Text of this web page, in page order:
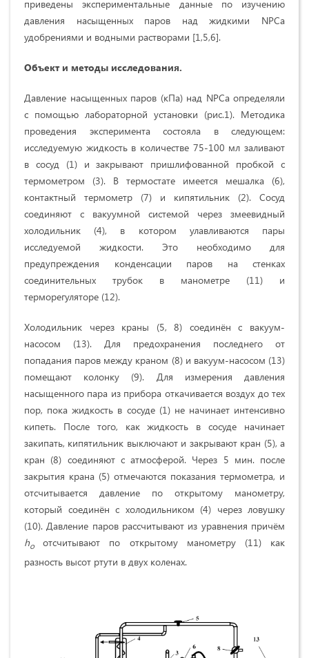
приведены экспериментальные данные по изучению
давления насыщенных паров над жидкими NPCa
удобрениями и водными растворами [1,5,6].
Объект и методы исследования.
Давление насыщенных паров (кПа) над NPCa определяли
с помощью лабораторной установки (рис.1). Методика
проведения эксперимента состояла в следующем:
исследуемую жидкость в количестве 75-100 мл заливают
в сосуд (1) и закрывают пришлифованной пробкой с
термометром (3). В термостате имеется мешалка (6),
контактный термометр (7) и кипятильник (2). Сосуд
соединяют с вакуумной системой через змеевидный
холодильник (4), в котором улавливаются пары
исследуемой жидкости. Это необходимо для
предупреждения конденсации паров на стенках
соединительных трубок в манометре (11) и
терморегуляторе (12).
Холодильник через краны (5, 8) соединён с вакуум-
насосом (13). Для предохранения последнего от
попадания паров между краном (8) и вакуум-насосом (13)
помещают колонку (9). Для измерения давления
насыщенного пара из прибора откачивается воздух до тех
пор, пока жидкость в сосуде (1) не начинает интенсивно
кипеть. После того, как жидкость в сосуде начинает
закипать, кипятильник выключают и закрывают кран (5), а
кран (8) соединяют с атмосферой. Через 5 мин. после
закрытия крана (5) отмечаются показания термометра, и
отсчитывается давление по открытому манометру,
который соединён с холодильником (4) через ловушку
(10). Давление паров рассчитывают из уравнения причём
ho
отсчитывают по открытому манометру (11) как
разность высот ртути в двух коленах.